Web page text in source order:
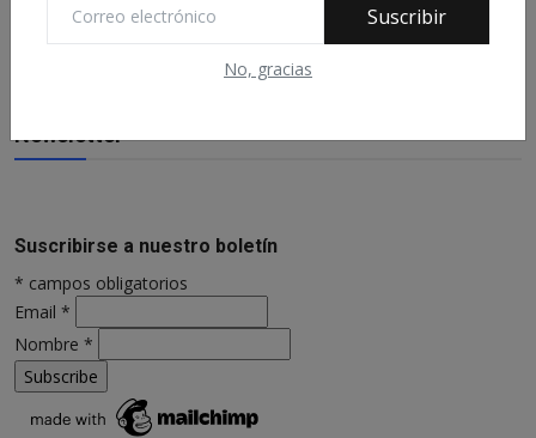
Suscribir
No, gracias
provocados? ¿Co...
Newsletter
Suscribirse a nuestro boletín
* campos obligatorios
Email *
Nombre *